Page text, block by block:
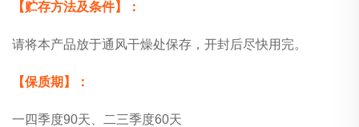
【贮存方法及条件】：
请将本产品放于通风干燥处保存，开封后尽快用完。
【保质期】：
一四季度90天、二三季度60天